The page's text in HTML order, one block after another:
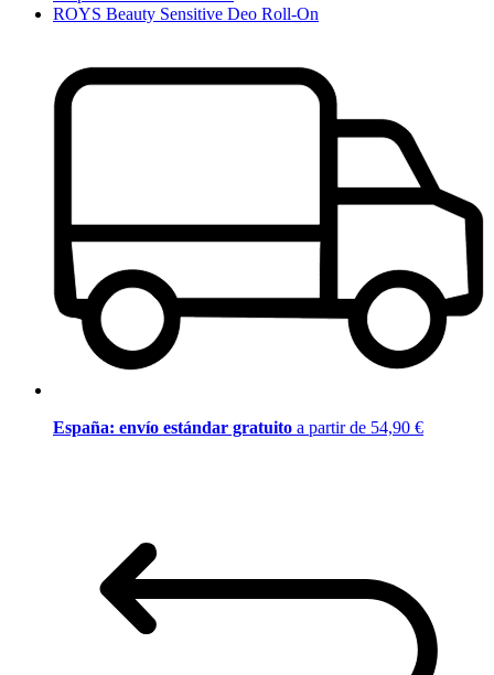
ROYS Beauty Sensitive Deo Roll-On
España: envío estándar gratuito a partir de 54,90 €